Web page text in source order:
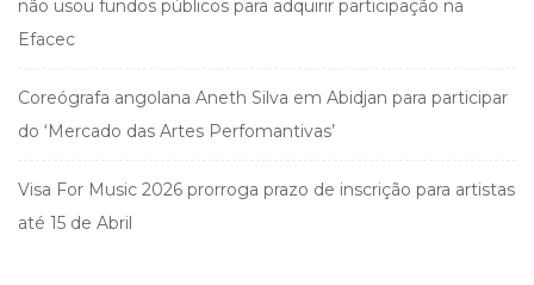
não usou fundos públicos para adquirir participação na
Efacec
Coreógrafa angolana Aneth Silva em Abidjan para participar
do ‘Mercado das Artes Perfomantivas’
Visa For Music 2026 prorroga prazo de inscrição para artistas
até 15 de Abril